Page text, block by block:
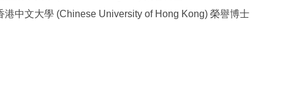
港中文大學 (Chinese University of Hong Kong) 榮譽博士